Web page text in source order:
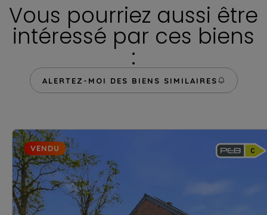
Vous pourriez aussi être
intéressé par ces biens
:
ALERTEZ-MOI DES BIENS SIMILAIRES
VENDU